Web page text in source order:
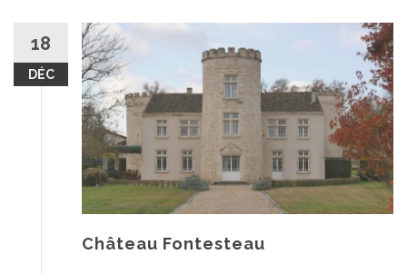
18
DÉC
Château Fontesteau